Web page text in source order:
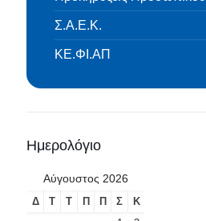
Σ.Α.Ε.Κ.
ΚΕ.ΦΙ.ΑΠ
Ημερολόγιο
Αύγουστος 2026
Δ Τ Τ Π Π Σ
Κ